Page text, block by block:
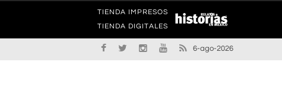
TIENDA IMPRESOS
TIENDA DIGITALES
6-ago-2026